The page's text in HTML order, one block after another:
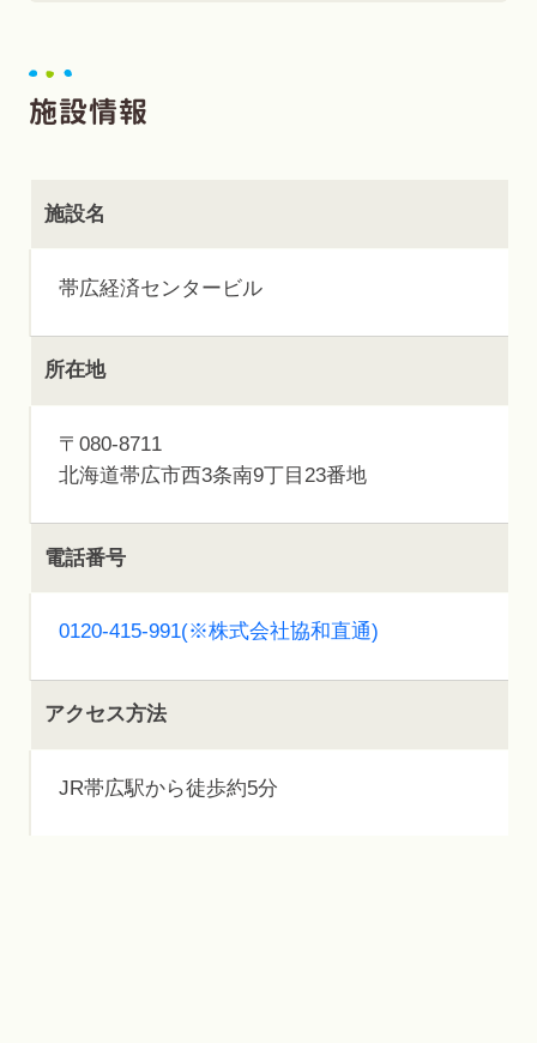
施設情報
施設名
帯広経済センタービル
所在地
〒080-8711
北海道帯広市西3条南9丁目23番地
電話番号
0120-415-991(※株式会社協和直通)
アクセス方法
JR帯広駅から徒歩約5分